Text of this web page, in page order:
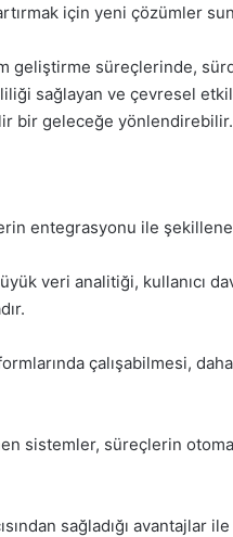
için yeni çözümler
geliştirme süreçlerinde,
sağlayan ve çevresel
bir geleceğe yönlendirebilir.
entegrasyonu ile
veri analitiği, kullanıcı
çalışabilmesi,
sistemler, süreçlerin
sağladığı avantajlar